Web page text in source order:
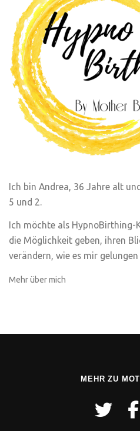
Ich bin Andrea, 36 Jahre alt
5 und 2.
Ich möchte als HypnoBirthing-
die Möglichkeit geben, ihren
verändern, wie es mir gelungen
Mehr über mich
MEHR ZU